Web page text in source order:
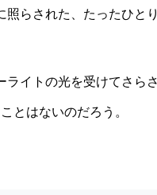
らされた、たったひと
イトの光を受けてさらさ
とはないのだろう。